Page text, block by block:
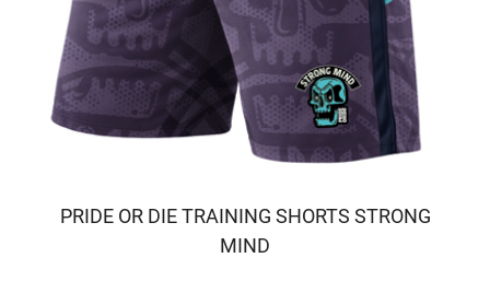
PRIDE OR DIE TRAINING SHORTS STRONG
MIND